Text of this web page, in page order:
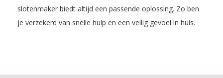
slotenmaker biedt altijd een passende oplossing. Zo ben
je verzekerd van snelle hulp en een veilig gevoel in huis.